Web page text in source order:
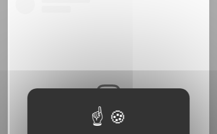
Voir cette publication sur Instagram